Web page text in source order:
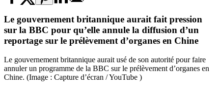
Le gouvernement britannique aurait fait pression
sur la BBC pour qu’elle annule la diffusion d’un
reportage sur le prélèvement d’organes en Chine
Le gouvernement britannique aurait usé de son autorité pour faire
annuler un programme de la BBC sur le prélèvement d’organes en
Chine. (Image : Capture d’écran / YouTube )